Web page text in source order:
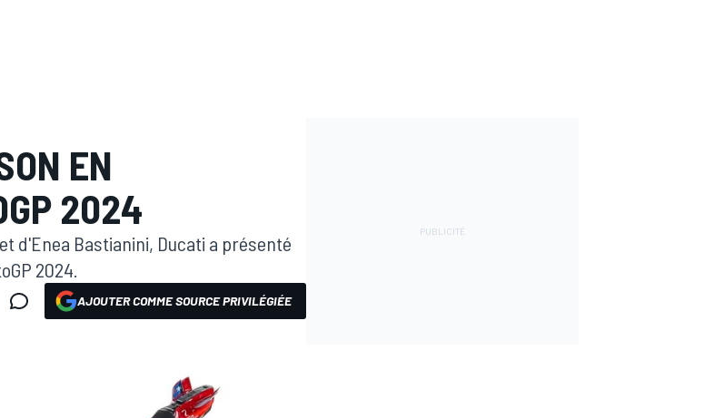
EN
2024
d'Enea Bastianini, Ducati a présenté
2024.
AJOUTER COMME SOURCE PRIVILÉGIÉE